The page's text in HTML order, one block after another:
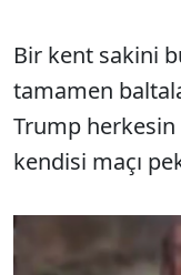
Bir kent sakini
tamamen
Trump herkesin
kendisi maçı